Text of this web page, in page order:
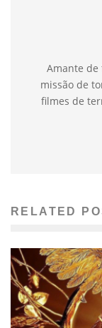
Amante de
missão de
filmes de
RELATED